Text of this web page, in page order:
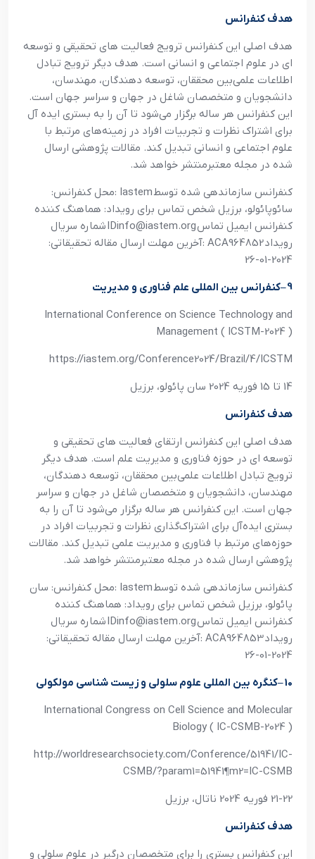
هدف کنفرانس
هدف اصلي اين کنفرانس ترويج فعاليت هاي تحقيقي و توسعه
اي در علوم اجتماعي و انساني است. هدف ديگر ترويج تبادل
اطلاعات علمي‌بين محققان، توسعه دهندگان، مهندسان،
دانشجويان و متخصصان شاغل در جهان و سراسر جهان است.
اين کنفرانس هر ساله برگزار مي‌شود تا آن را به بستري ايده آل
براي اشتراک نظرات و تجربيات افراد در زمينه‌هاي مرتبط با
علوم اجتماعي و انساني تبديل کند. مقالات پژوهشي ارسال
شده در مجله معتبرمنتشر خواهد شد.
کنفرانس سازماندهي شده توسط: Iastemمحل کنفرانس:
سائوپائولو، برزيل شخص تماس براي رويداد: هماهنگ کننده
کنفرانس ايميل تماسIDinfo@iastem.orgشماره سريال
رويداد: ACA964852آخرين مهلت ارسال مقاله تحقيقاتي:
2024-01-26
9
–کنفرانس بين المللي علم فناوري و مديريت
International Conference on Science Technology and
Management ( ICSTM-2024 )
https://iastem.org/Conference2024/Brazil/4/ICSTM
14 تا 15 فوريه 2024 سان پائولو، برزيل
هدف کنفرانس
هدف اصلي اين کنفرانس ارتقاي فعاليت هاي تحقيقي و
توسعه اي در حوزه فناوري و مديريت علم است. هدف ديگر
ترويج تبادل اطلاعات علمي‌بين محققان، توسعه دهندگان،
مهندسان، دانشجويان و متخصصان شاغل در جهان و سراسر
جهان است. اين کنفرانس هر ساله برگزار مي‌شود تا آن را به
بستري ايده‌آل براي اشتراک‌گذاري نظرات و تجربيات افراد در
حوزه‌هاي مرتبط با فناوري و مديريت علمي تبديل کند. مقالات
پژوهشي ارسال شده در مجله معتبرمنتشر خواهد شد.
کنفرانس سازماندهي شده توسط: Iastemمحل کنفرانس: سان
پائولو، برزيل شخص تماس براي رويداد: هماهنگ کننده
کنفرانس ايميل تماسIDinfo@iastem.orgشماره سريال
رويداد: ACA964853آخرين مهلت ارسال مقاله تحقيقاتي:
2024-01-26
10
–کنگره بين المللي علوم سلولي و زيست شناسي مولکولي
International Congress on Cell Science and Molecular
Biology ( IC-CSMB-2024 )
http://worldresearchsociety.com/Conference/51941/IC-
CSMB/?param1=51941¶m2=IC-CSMB
21-22 فوريه 2024 ناتال، برزيل
هدف کنفرانس
اين کنفرانس بستري را براي متخصصان درگير در علوم سلولي و